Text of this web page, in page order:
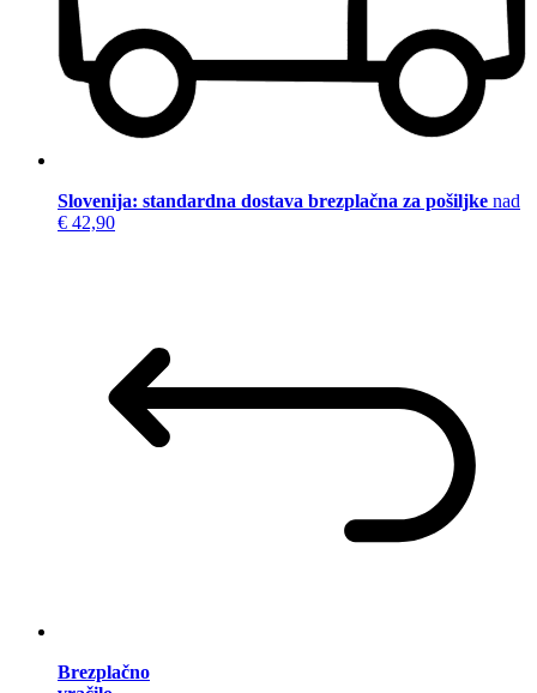
Slovenija: standardna dostava brezplačna za pošiljke nad
€ 42,90
Brezplačno